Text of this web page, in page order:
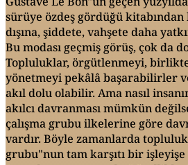
sürüye özdeş gördüğü kitabından
dışına, şiddete, vahşete daha
Bu modası geçmiş görüş, çok da
Topluluklar, örgütlenmeyi, birlikte
yönetmeyi pekâlâ başarabilirler
akıl dolu olabilir. Ama nasıl
akılcı davranması mümkün
çalışma grubu ilkelerine göre
vardır. Böyle zamanlarda
grubu"nun tam karşıtı bir